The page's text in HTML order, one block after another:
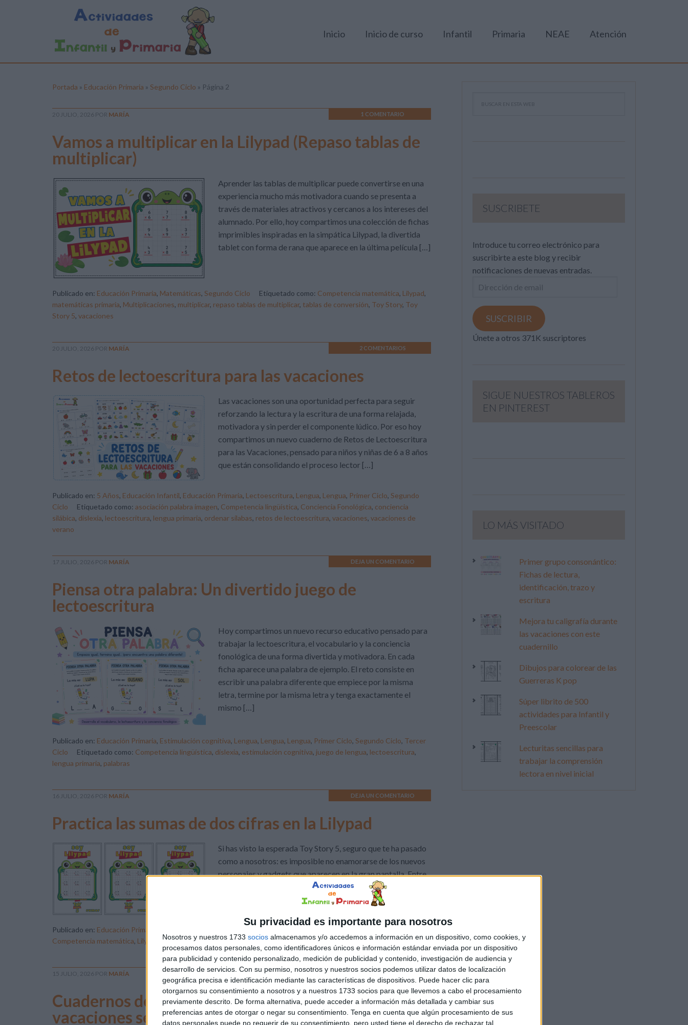
Su privacidad es importante para nosotros
Nosotros y nuestros 1733 socios almacenamos y/o accedemos a información en un dispositivo, como cookies, y
procesamos datos personales, como identificadores únicos e información estándar enviada por un dispositivo
para publicidad y contenido personalizado, medición de publicidad y contenido, investigación de audiencia y
desarrollo de servicios. Con su permiso, nosotros y nuestros socios podemos utilizar datos de localización
geográfica precisa e identificación mediante las características de dispositivos. Puede hacer clic para
otorgarnos su consentimiento a nosotros y a nuestros 1733 socios para que llevemos a cabo el procesamiento
previamente descrito. De forma alternativa, puede acceder a información más detallada y cambiar sus
preferencias antes de otorgar o negar su consentimiento. Tenga en cuenta que algún procesamiento de sus
datos personales puede no requerir de su consentimiento, pero usted tiene el derecho de rechazar tal
Inicio Inicio de curso Infantil Primaria NEAE Atención
Portada » Educación Primaria » Segundo Ciclo » Página 2
20 JULIO, 2026 POR MARÍA 1 COMENTARIO
Vamos a multiplicar en la Lilypad (Repaso tablas de
multiplicar)
Aprender las tablas de multiplicar puede convertirse en una
experiencia mucho más motivadora cuando se presenta a
través de materiales atractivos y cercanos a los intereses del
alumnado. Por ello, hoy compartimos una colección de fichas
imprimibles inspiradas en la simpática Lilypad, la divertida
tablet con forma de rana que aparece en la última película […]
Publicado en: Educación Primaria, Matemáticas, Segundo Ciclo Etiquetado como: Competencia matemática, Lilypad,
matemáticas primaria, Multiplicaciones, multiplicar, repaso tablas de multiplicar, tablas de conversión, Toy Story, Toy
Story 5, vacaciones
20 JULIO, 2026 POR MARÍA 2 COMENTARIOS
Retos de lectoescritura para las vacaciones
Las vacaciones son una oportunidad perfecta para seguir
reforzando la lectura y la escritura de una forma relajada,
motivadora y sin perder el componente lúdico. Por eso hoy
compartimos un nuevo cuaderno de Retos de Lectoescritura
para las Vacaciones, pensado para niños y niñas de 6 a 8 años
que están consolidando el proceso lector […]
Publicado en: 5 Años, Educación Infantil, Educación Primaria, Lectoescritura, Lengua, Lengua, Primer Ciclo, Segundo
Ciclo
Etiquetado como: asociación palabra imagen, Competencia lingüística, Conciencia Fonológica, conciencia
silábica, dislexia, lectoescritura, lengua primaria, ordenar sílabas, retos de lectoescritura, vacaciones, vacaciones de
verano
17 JULIO, 2026 POR MARÍA DEJA UN COMENTARIO
Piensa otra palabra: Un divertido juego de
lectoescritura
Hoy compartimos un nuevo recurso educativo pensado para
trabajar la lectoescritura, el vocabulario y la conciencia
fonológica de una forma divertida y motivadora. En cada
ficha aparece una palabra de ejemplo. El reto consiste en
escribir una palabra diferente que empiece por la misma
letra, termine por la misma letra y tenga exactamente el
mismo […]
Publicado en: Educación Primaria, Estimulación cognitiva, Lengua, Lengua, Lengua, Primer Ciclo, Segundo Ciclo, Tercer
Ciclo
Etiquetado como: Competencia lingüística, dislexia, estimulación cognitiva, juego de lengua, lectoescritura,
lengua primaria, palabras
16 JULIO, 2026 POR MARÍA DEJA UN COMENTARIO
Practica las sumas de dos cifras en la Lilypad
Si has visto la esperada Toy Story 5, seguro que te ha pasado
como a nosotros: es imposible no enamorarse de los nuevos
personajes y gadgets que aparecen en la gran pantalla. Entre
todos ellos, ha habido un objeto que ha robado el corazón de
los más pequeños (y de los no tan pequeños): la […]
Publicado en: Educación Primaria Primer Ciclo
Etiquetado como:
Competencia matemática, Lilypad matemáticas primaria ,operaciones básicas,sumas,sumas de dos cifras,Toy Story
15 JULIO, 2026 POR MARÍA DEJA UN COMENTARIO
Cuadernos de actividades para repasar durante las
vacaciones segundo ciclo de Primaria (3º y 4º grado)
SUSCRIBETE
Introduce tu correo electrónico para
suscribirte a este blog y recibir
notificaciones de nuevas entradas.
Dirección
email
SUSCRIBIR
Únete a otros 371K suscriptores
SIGUE NUESTROS TABLEROS
EN PINTEREST
LO MÁS VISITADO
Primer grupo consonántico:
Fichas de lectura,
identificación, trazo y
escritura
Mejora tu caligrafía durante
las vacaciones con este
cuadernillo
Dibujos para colorear de las
Guerreras K pop
Súper librito de 500
actividades para Infantil y
Preescolar
Lecturitas sencillas para
trabajar la comprensión
lectora en nivel inicial